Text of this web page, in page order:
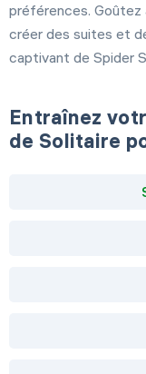
préférences. Goûtez
créer des suites et
captivant de Spider
Entraînez
de Solitaire